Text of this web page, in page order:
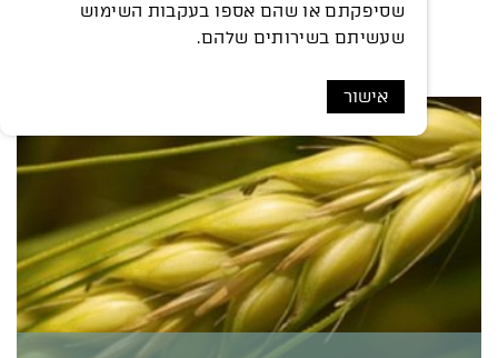
חקלאות ברמת הנדיב
שסיפקתם או שהם אספו בעקבות השימוש
שעשיתם בשירותים שלהם.
אישור